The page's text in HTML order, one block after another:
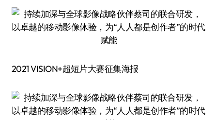
2021 VISION+超短片大赛征集海报